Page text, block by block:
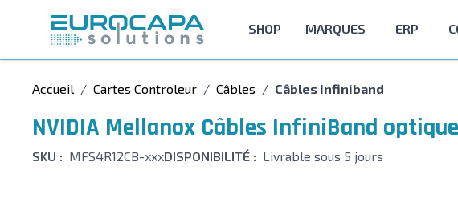
SHOP
MARQUES ERP
Accueil / Cartes Controleur / Câbles / Câbles Infiniband
NVIDIA Mellanox Câbles InfiniBand
SKU : MFS4R12CB-xxxDISPONIBILITÉ : Livrable sous 5 jours